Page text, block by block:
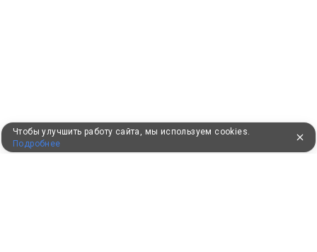
Чтобы улучшить работу сайта, мы используем cookies.
Подробнее